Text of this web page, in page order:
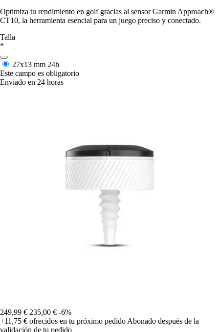
Optimiza tu rendimiento en golf gracias al sensor Garmin Approach®
CT10, la herramienta esencial para un juego preciso y conectado.
Talla
*
27x13 mm 24h
Este campo es obligatorio
Enviado en 24 horas
249,99 € 235,00 € -6%
+11,75 € ofrecidos en tu próximo pedido Abonado después de la
validación de tu pedido